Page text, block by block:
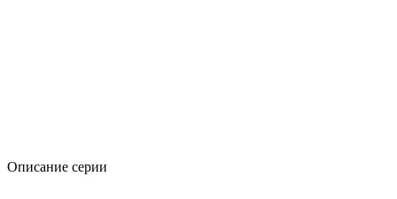
Описание серии